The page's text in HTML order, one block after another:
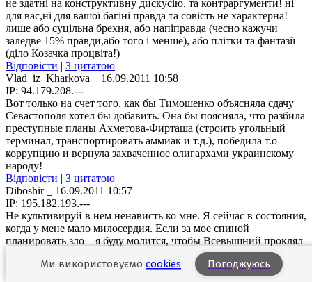
не здатні на конструктивну дискусію, та контраргументи! ні
для вас,ні для вашої багіні правда та совість не характерна!
лише або суцільна брехня, або напіправда (чесно кажучи
заледве 15% правди,або того і менше), або плітки та фантазії
(діло Козачка процвіта!)
Відповісти | З цитатою
Vlad_iz_Kharkova _ 16.09.2011 10:58
IP: 94.179.208.---
Вот только на счет того, как бы Тимошенко объясняла сдачу
Севастополя хотел бы добавить. Она бы поясняла, что разбила
преступные планы Ахметова-Фирташа (строить угольный
терминал, транспортировать аммиак и т.д.), победила т.о
коррупцию и вернула захваченное олигархами украинскому
народу!
Відповісти | З цитатою
Diboshir_ 16.09.2011 10:57
IP: 195.182.193.---
Не культивируй в нем ненависть ко мне. Я сейчас в состояния,
когда у мене мало милосердия. Если за мое спиной
планировать зло – я буду молится, чтобы Всевышний проклял
потомство – того человека, который мыслить зло против меня.
Відповісти |З цитатою
Ми використовуємо cookies Погоджуюсь